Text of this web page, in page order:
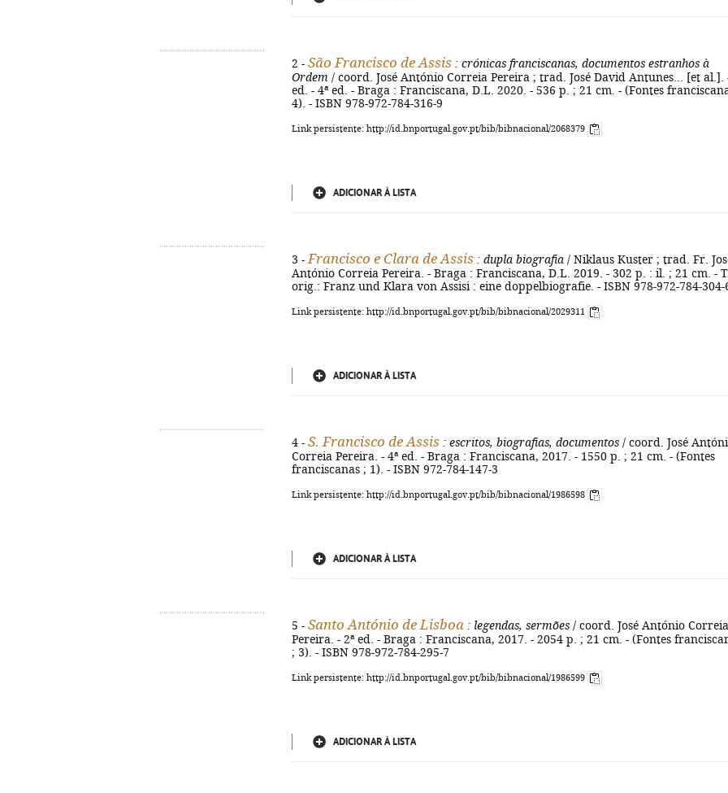
2 - São Francisco de Assis : crónicas franciscanas, documentos estranhos à
Ordem / coord. José António Correia Pereira ; trad. José David Antunes... [et al.].
ed. - 4ª ed. - Braga : Franciscana, D.L. 2020. - 536 p. ; 21 cm. - (Fontes
4). - ISBN 978-972-784-316-9
Link persistente: http://id.bnportugal.gov.pt/bib/bibnacional/2068379
ADICIONAR À LISTA
3 - Francisco e Clara de Assis : dupla biografia / Niklaus Kuster ; trad. Fr.
António Correia Pereira. - Braga : Franciscana, D.L. 2019. - 302 p. : il. ; 21 cm. -
orig.: Franz und Klara von Assisi : eine doppelbiografie. - ISBN 978-972-784-304-
Link persistente: http://id.bnportugal.gov.pt/bib/bibnacional/2029311
ADICIONAR À LISTA
4 - S. Francisco de Assis : escritos, biografias, documentos / coord. José
Correia Pereira. - 4ª ed. - Braga : Franciscana, 2017. - 1550 p. ; 21 cm. - (Fontes
franciscanas ; 1). - ISBN 972-784-147-3
Link persistente: http://id.bnportugal.gov.pt/bib/bibnacional/1986598
ADICIONAR À LISTA
5 - Santo António de Lisboa : legendas, sermões / coord. José António Correia
Pereira. - 2ª ed. - Braga : Franciscana, 2017. - 2054 p. ; 21 cm. - (Fontes
; 3). - ISBN 978-972-784-295-7
Link persistente: http://id.bnportugal.gov.pt/bib/bibnacional/1986599
ADICIONAR À LISTA